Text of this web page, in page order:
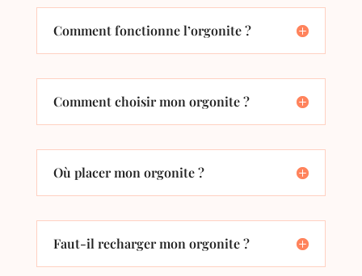
Comment fonctionne l’orgonite ?
Comment choisir mon orgonite ?
Où placer mon orgonite ?
Faut-il recharger mon orgonite ?